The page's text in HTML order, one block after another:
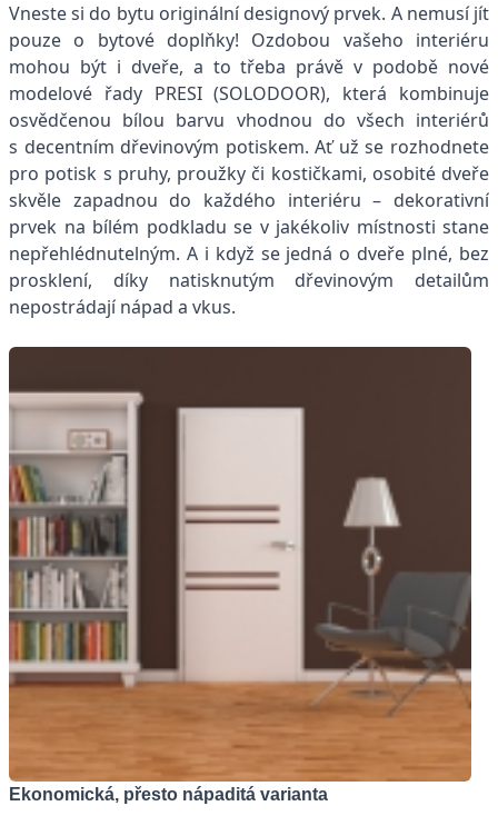
Vneste si do bytu originální designový prvek. A nemusí jít
pouze o bytové doplňky! Ozdobou vašeho interiéru
mohou být i dveře, a to třeba právě v podobě nové
modelové řady PRESI (SOLODOOR), která kombinuje
osvědčenou bílou barvu vhodnou do všech interiérů
s decentním dřevinovým potiskem. Ať už se rozhodnete
pro potisk s pruhy, proužky či kostičkami, osobité dveře
skvěle zapadnou do každého interiéru – dekorativní
prvek na bílém podkladu se v jakékoliv místnosti stane
nepřehlédnutelným. A i když se jedná o dveře plné, bez
prosklení, díky natisknutým dřevinovým detailům
nepostrádají nápad a vkus.
Ekonomická, přesto nápaditá varianta